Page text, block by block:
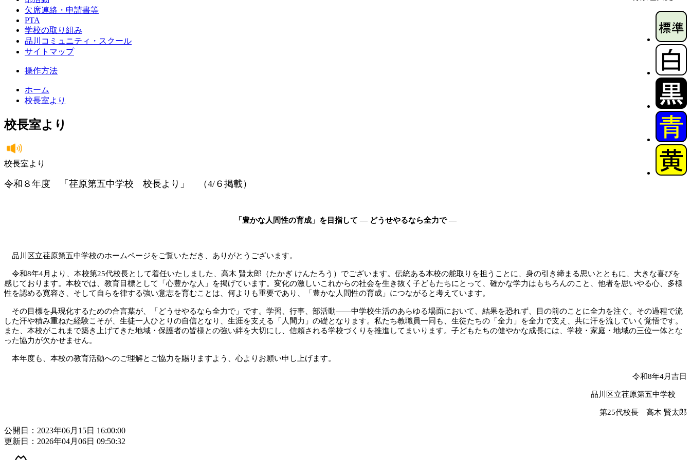
欠席連絡・申請書等
PTA
学校の取り組み
品川コミュニティ・スクール
サイトマップ
操作方法
ホーム
校長室より
校長室より
校長室より
令和８年度 「荏原第五中学校 校長より」 （4/６掲載）
「豊かな人間性の育成」を目指して ― どうせやるなら全力で ―
品川区立荏原第五中学校のホームページをご覧いただき、ありがとうございます。
令和8年4月より、本校第25代校長として着任いたしました、高木 賢太郎（たかぎ けんたろう）でございます。伝統ある本校の舵取りを担うことに、身の引き締まる思いとともに、大きな喜びを
感じております。 本校では、教育目標として「心豊かな人」を掲げています。変化の激しいこれからの社会を生き抜く子どもたちにとって、確かな学力はもちろんのこと、他者を思いやる心、多様
性を認める寛容さ、そして自らを律する強い意志を育むことは、何よりも重要であり、「豊かな人間性の育成」につながると考えています。
その目標を具現化するための合言葉が、「どうせやるなら全力で」です。学習、行事、部活動――中学校生活のあらゆる場面において、結果を恐れず、目の前のことに全力を注ぐ。その過程で流
した汗や積み重ねた経験こそが、生徒一人ひとりの自信となり、生涯を支える「人間力」の礎となります。私たち教職員一同も、生徒たちの「全力」を全力で支え、共に汗を流していく覚悟です。
また、本校がこれまで築き上げてきた地域・保護者の皆様との強い絆を大切にし、信頼される学校づくりを推進してまいります。子どもたちの健やかな成長には、学校・家庭・地域の三位一体とな
った協力が欠かせません。
本年度も、本校の教育活動へのご理解とご協力を賜りますよう、心よりお願い申し上げます。
令和8年4月吉日
品川区立荏原第五中学校
第25代校長 高木 賢太郎
公開日：2023年06月15日 16:00:00
更新日：2026年04月06日 09:50:32